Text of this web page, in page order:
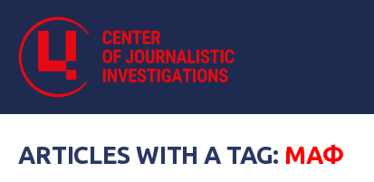
ARTICLES WITH A TAG: МАФ